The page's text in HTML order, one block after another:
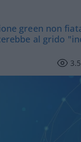
green non
al grido